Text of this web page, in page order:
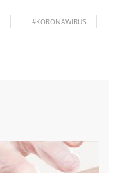
#KORONAWIRUS